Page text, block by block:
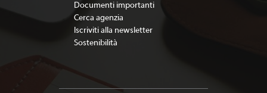
Documenti importanti
Cerca agenzia
Iscriviti alla newsletter
Sostenibilità